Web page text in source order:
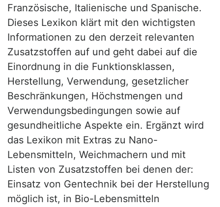
Französische, Italienische und Spanische.
Dieses Lexikon klärt mit den wichtigsten
Informationen zu den derzeit relevanten
Zusatzstoffen auf und geht dabei auf die
Einordnung in die Funktionsklassen,
Herstellung, Verwendung, gesetzlicher
Beschränkungen, Höchstmengen und
Verwendungsbedingungen sowie auf
gesundheitliche Aspekte ein. Ergänzt wird
das Lexikon mit Extras zu Nano-
Lebensmitteln, Weichmachern und mit
Listen von Zusatzstoffen bei denen der:
Einsatz von Gentechnik bei der Herstellung
möglich ist, in Bio-Lebensmitteln